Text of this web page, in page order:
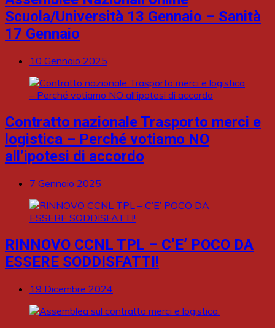
Scuola/Università 13 Gennaio – Sanità
17 Gennaio
10 Gennaio 2025
Contratto nazionale Trasporto merci e
logistica – Perché votiamo NO
all’ipotesi di accordo
7 Gennaio 2025
RINNOVO CCNL TPL – C’E’ POCO DA
ESSERE SODDISFATTI!
19 Dicembre 2024